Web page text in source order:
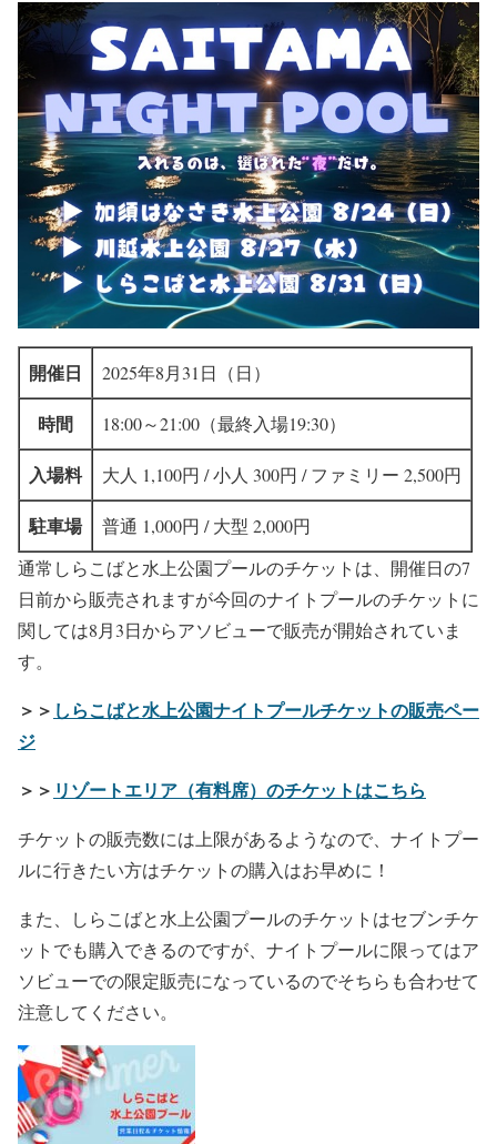
開催日 2025年8月31日（日）
時間 18:00～21:00（最終入場19:30）
入場料 大人 1,100円 / 小人 300円 / ファミリー 2,500円
駐車場
普通 1,000円 / 大型 2,000円
通常しらこばと水上公園プールのチケットは、開催日の7
日前から販売されますが今回のナイトプールのチケットに
関しては8月3日からアソビューで販売が開始されていま
す。
＞＞ しらこばと水上公園ナイトプールチケットの販売ペー
ジ
＞＞ リゾートエリア（有料席）のチケットはこちら
チケットの販売数には上限があるようなので、ナイトプー
ルに行きたい方はチケットの購入はお早めに！
また、しらこばと水上公園プールのチケットはセブンチケ
ットでも購入できるのですが、ナイトプールに限ってはア
ソビューでの限定販売になっているのでそちらも合わせて
注意してください。